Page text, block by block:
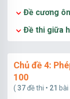
Đề cương
Đề thi giữa
Chủ đề 4:
100
( 37đề thi • 21